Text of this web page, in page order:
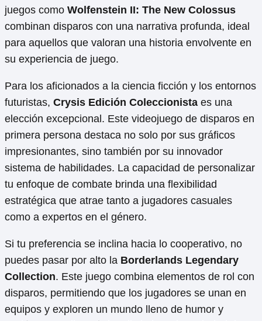
juegos como Wolfenstein II: The New Colossus
combinan disparos con una narrativa profunda, ideal
para aquellos que valoran una historia envolvente en
su experiencia de juego.
Para los aficionados a la ciencia ficción y los entornos
futuristas, Crysis Edición Coleccionista es una
elección excepcional. Este videojuego de disparos en
primera persona destaca no solo por sus gráficos
impresionantes, sino también por su innovador
sistema de habilidades. La capacidad de personalizar
tu enfoque de combate brinda una flexibilidad
estratégica que atrae tanto a jugadores casuales
como a expertos en el género.
Si tu preferencia se inclina hacia lo cooperativo, no
puedes pasar por alto la Borderlands Legendary
Collection. Este juego combina elementos de rol con
disparos, permitiendo que los jugadores se unan en
equipos y exploren un mundo lleno de humor y